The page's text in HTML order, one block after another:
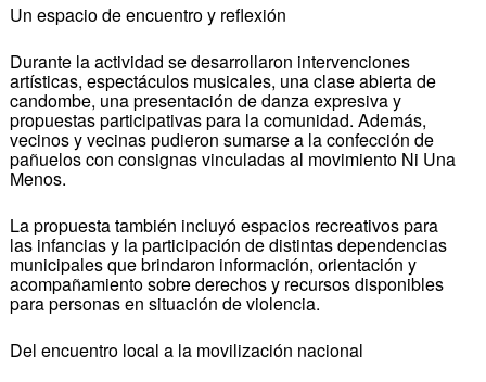
Un espacio de encuentro y reflexión
Durante la actividad se desarrollaron intervenciones
artísticas, espectáculos musicales, una clase abierta de
candombe, una presentación de danza expresiva y
propuestas participativas para la comunidad. Además,
vecinos y vecinas pudieron sumarse a la confección de
pañuelos con consignas vinculadas al movimiento Ni Una
Menos.
La propuesta también incluyó espacios recreativos para
las infancias y la participación de distintas dependencias
municipales que brindaron información, orientación y
acompañamiento sobre derechos y recursos disponibles
para personas en situación de violencia.
Del encuentro local a la movilización nacional